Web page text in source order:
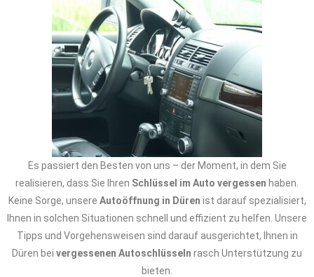
Es passiert den Besten von uns – der Moment, in dem Sie
realisieren, dass Sie Ihren Schlüssel im Auto vergessen haben.
Keine Sorge, unsere Autoöffnung in Düren ist darauf spezialisiert,
Ihnen in solchen Situationen schnell und effizient zu helfen. Unsere
Tipps und Vorgehensweisen sind darauf ausgerichtet, Ihnen in
Düren bei vergessenen Autoschlüsseln rasch Unterstützung zu
bieten.